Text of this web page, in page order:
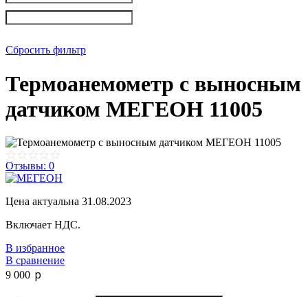
Сбросить фильтр
Термоанемометр с выносным
датчиком МЕГЕОН 11005
Отзывы: 0
Цена актуальна 31.08.2023
Включает НДС.
В избранное
В сравнение
9 000 p